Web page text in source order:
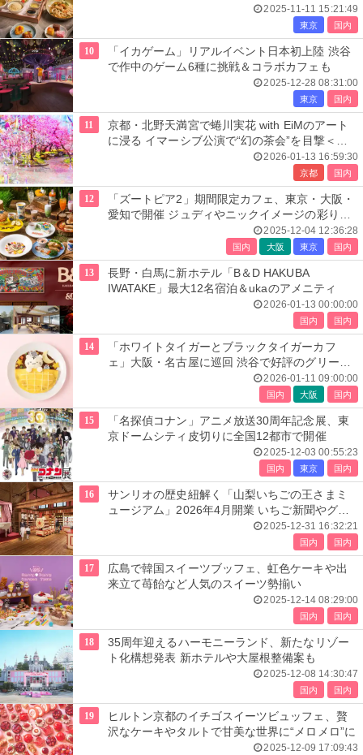
2025-11-11 15:21:49
東京 国内
10
「イカゲーム」リアルイベント日本初上陸 渋谷
で作中のゲーム6種に挑戦＆コラボカフェも
2025-12-28 08:31:00
東京 国内
11
京都・北野天満宮で蜷川実花 with EiMのアート
に浸る イマーシブ公演で“幻の茶会”を目撃＜
KYOTO NIPPON FESTIVAL＞2026-01-13 16:59:30
京都 国内
12
「ズートピア2」期間限定カフェ、東京・大阪・
愛知で開催 ジュディやニックイメージの彩り豊
2025-12-04 12:36:28
国内 大阪 東京 国内
13
長野・白馬に新ホテル「B＆D HAKUBA
IWATAKE」最大12名宿泊＆ukaのアメニティ
2026-01-13 00:00:00
国内 国内
14
「ホワイトタイガーとブラックタイガーカフ
ェ」大阪・名古屋に巡回 渋谷で好評のグリーテ
2026-01-11 09:00:00
国内 大阪 国内
15
「名探偵コナン」アニメ放送30周年記念展、東
京ドームシティ皮切りに全国12都市で開催
2025-12-03 00:55:23
国内 東京 国内
16
サンリオの歴史紐解く「山梨いちごの王さまミ
ュージアム」2026年4月開業 いちご新聞やグッ
2025-12-31 16:32:21
国内 国内
17
広島で韓国スイーツブッフェ、虹色ケーキや出
来立て苺飴など人気のスイーツ勢揃い
2025-12-14 08:29:00
国内 国内
18
35周年迎えるハーモニーランド、新たなリゾー
ト化構想発表 新ホテルや大屋根整備案も
2025-12-08 14:30:47
国内 国内
19
ヒルトン京都のイチゴスイーツビュッフェ、贅
沢なケーキやタルトで甘美な世界に“メロメロ”に
2025-12-09 17:09:43